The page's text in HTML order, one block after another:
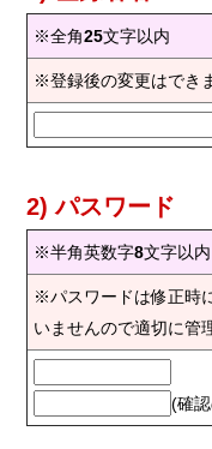
※全角25文字以内
※登録後の変更はでき
2) パスワード
※半角英数字8文字以内
※パスワードは修正時
いませんので適切に管
(確